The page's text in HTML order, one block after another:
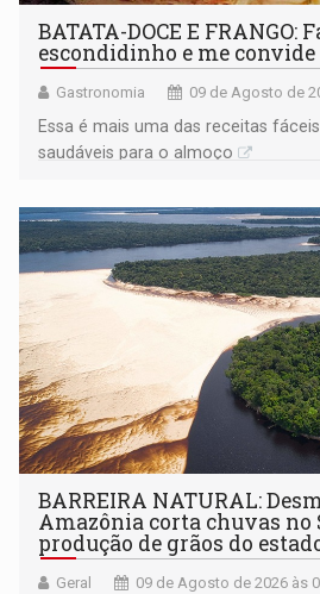
BATATA-DOCE E FRANGO:
escondidinho e me
Gastronomia 09 de Agosto de
Essa é mais uma das receitas
saudáveis para o almoço
BARREIRA NATURAL:
Amazônia corta chuvas no
produção de grãos do
Geral 09 de Agosto de 2026 às